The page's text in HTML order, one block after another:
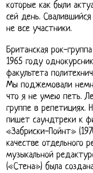
которые как были
сей день.
не все участники.
Британская рок-
1965 году
факультета
Мы поджемовали
что я не умею петь.
группе в репетициях.
пишет саундтреки к
«Забриски-Пойнт»
качестве отдельного
музыкальной
(«Стена») была